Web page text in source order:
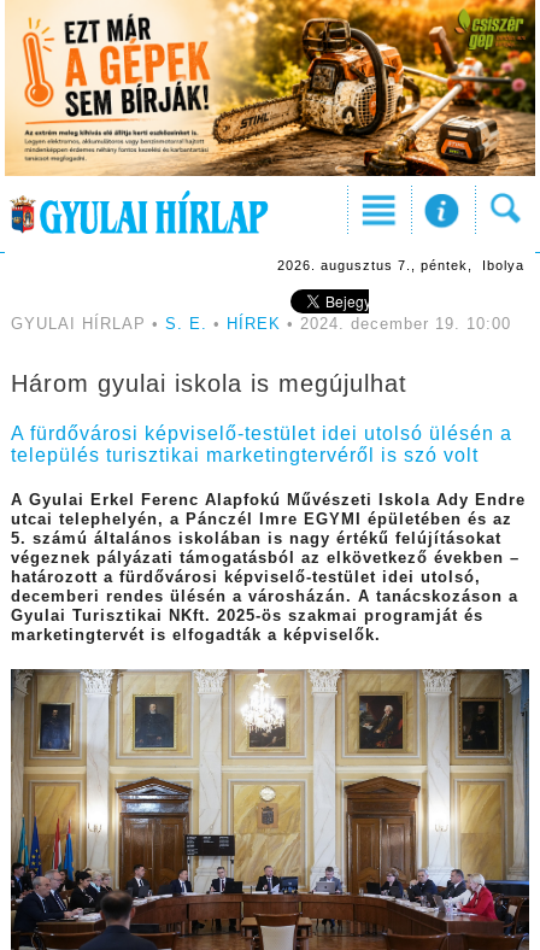
2026. augusztus 7., péntek, Ibolya
GYULAI HÍRLAP • S. E. • HÍREK • 2024. december 19. 10:00
Három gyulai iskola is megújulhat
A fürdővárosi képviselő-testület idei utolsó ülésén a
település turisztikai marketingtervéről is szó volt
A Gyulai Erkel Ferenc Alapfokú Művészeti Iskola Ady Endre
utcai telephelyén, a Pánczél Imre EGYMI épületében és az
5. számú általános iskolában is nagy értékű felújításokat
végeznek pályázati támogatásból az elkövetkező években –
határozott a fürdővárosi képviselő-testület idei utolsó,
decemberi rendes ülésén a városházán. A tanácskozáson a
Gyulai Turisztikai NKft. 2025-ös szakmai programját és
marketingtervét is elfogadták a képviselők.